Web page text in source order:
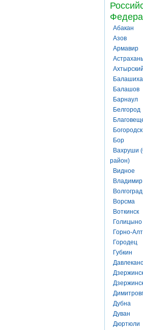
Абакан
Азов
Армавир
Астрахань
Балашиха
Балашов
Барнаул
Белгород
Богородск
Бор
Вахруши
район)
Видное
Владимир
Волгоград
Ворсма
Воткинск
Голицыно
Горно-
Городец
Губкин
Дубна
Дуван
Дюртюли